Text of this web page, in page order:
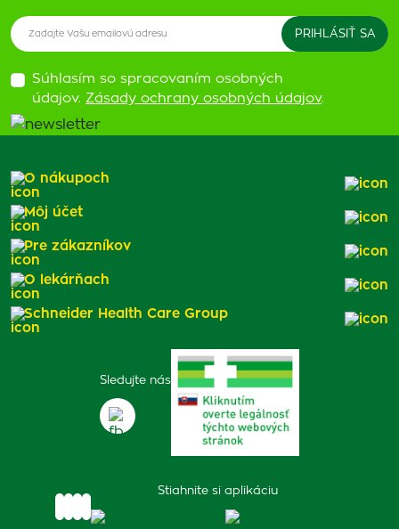
Súhlasím so spracovaním osobných
údajov. Zásady ochrany osobných údajov.
Sledujte nás
Stiahnite si aplikáciu
O nákupoch
Môj účet
Pre zákazníkov
O lekárňach
Schneider Health Care Group